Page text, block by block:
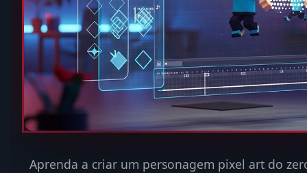
Aprenda a criar um personagem pixel art do